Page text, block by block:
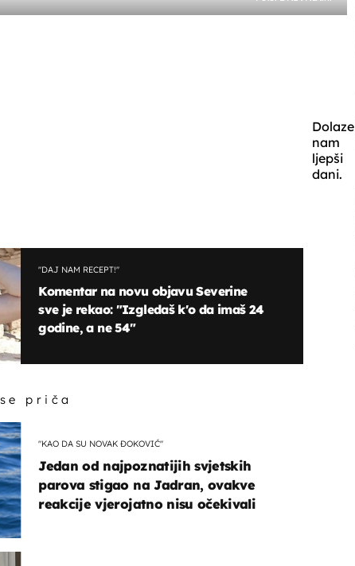
Dolaze
nam
ljepši
dani.
''DAJ NAM RECEPT!''
Komentar na novu objavu Severine
sve je rekao: "Izgledaš k'o da imaš 24
godine, a ne 54"
priča
"KAO DA SU NOVAK ĐOKOVIĆ"
Jedan od najpoznatijih svjetskih
parova stigao na Jadran, ovakve
reakcije vjerojatno nisu očekivali